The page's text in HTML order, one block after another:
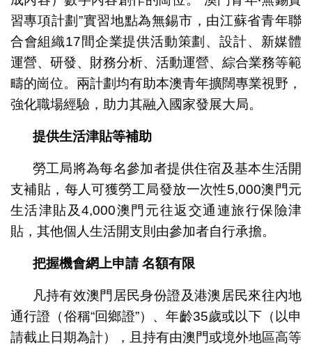
習專項計劃”實習地點為無錫市，由江蘇省青年聯
合會組織17間企業提供活動策劃、設計、新媒體
運營、研發、財務分析、活動運營、綜合業務等範
疇的崗位。兩計劃均有助本澳青年擴闊專業視野，
強化職場經驗，助力其融入國家發展大局。
提供生活津貼等補助
勞工局將為每名參加者提供住宿及基本生活開
支補貼，每人可獲勞工局發放一次性5,000澳門元
生活津貼及4,000澳門元往返交通連旅行保險津
貼，其他個人生活開支則由參加者自行承擔。
把握機會網上申請 名額有限
凡持有效澳門居民身份證及港澳居民來往內地
通行證（俗稱“回鄉證”）、年齡35歲或以下（以申
請截止日期為計），且持有由澳門或境外地區高等